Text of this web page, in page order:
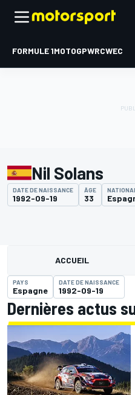
FORMULE 1MOTOGPWRCWEC
Nil Solans
DATE DE NAISSANCE
1992-09-19
ÂGE
33
ACCUEIL
PAYS
Espagne
DATE DE NAISSANCE
1992-09-19
Dernières actus